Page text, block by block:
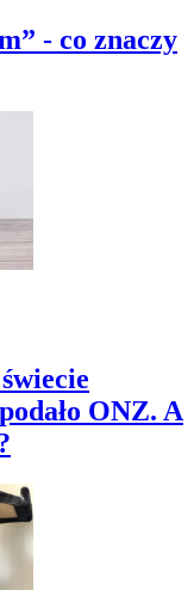
- co znaczy
ONZ. A